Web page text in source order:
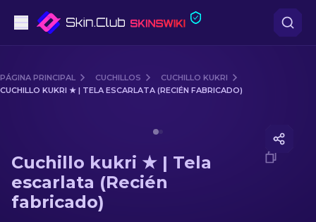
Gama media
Fusiles de Francotirador
Cuchillos
PÁGINA PRINCIPAL CUCHILLOS
CUCHILLO KUKRI
CUCHILLO KUKRI ★ | TELA ESCARLATA (RECIÉN FABRICADO)
Cuchillo kukri ★ | Tela
escarlata (Recién
fabricado)